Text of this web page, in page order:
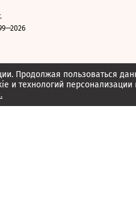
Продолжая пользоваться
и технологий персонализации